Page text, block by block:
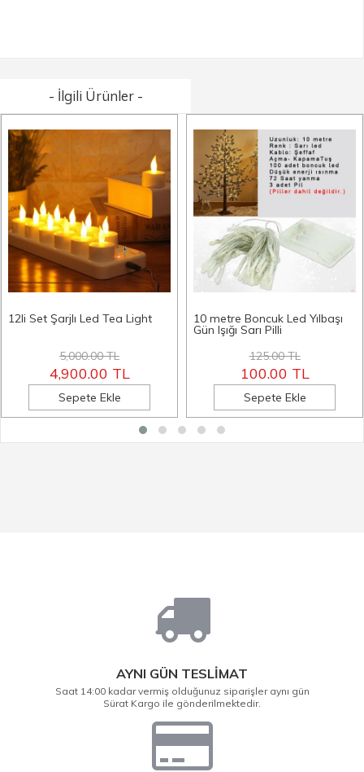
- İlgili Ürünler -
12li Set Şarjlı Led Tea Light
5,000.00 TL
4,900.00 TL
Sepete Ekle
10 metre Boncuk Led Yılbaşı
Gün Işığı Sarı Pilli
125.00 TL
100.00 TL
Sepete Ekle
AYNI GÜN TESLİMAT
Saat 14:00 kadar vermiş olduğunuz siparişler aynı gün
Sürat Kargo ile gönderilmektedir.